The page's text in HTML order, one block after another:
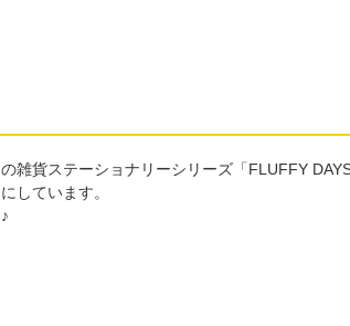
雑貨ステーショナリーシリーズ「FLUFFY
しています。